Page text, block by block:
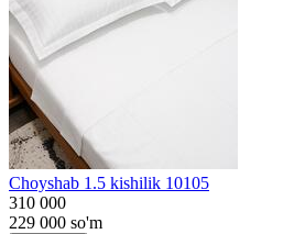
Choyshab 1.5 kishilik 10105
310 000
229 000 so'm